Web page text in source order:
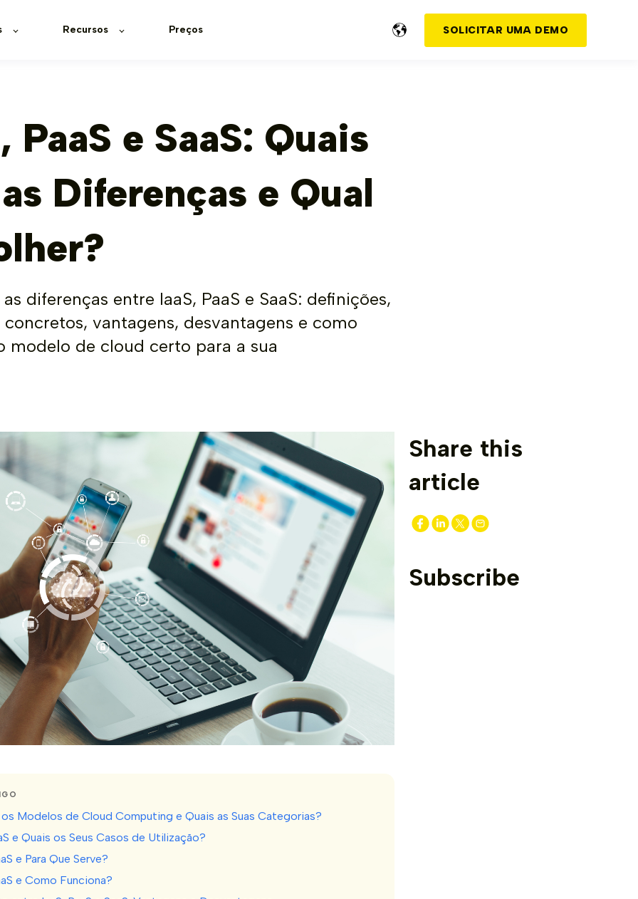
Recursos Preços SOLICITAR UMA DEMO
PaaS e SaaS: Quais
Diferenças e Qual
diferenças entre IaaS, PaaS e SaaS: definições,
concretos, vantagens, desvantagens e como
modelo de cloud certo para a sua
Share this
article
Subscribe
Modelos de Cloud Computing e Quais as Suas Categorias?
e Quais os Seus Casos de Utilização?
e Para Que Serve?
e Como Funciona?